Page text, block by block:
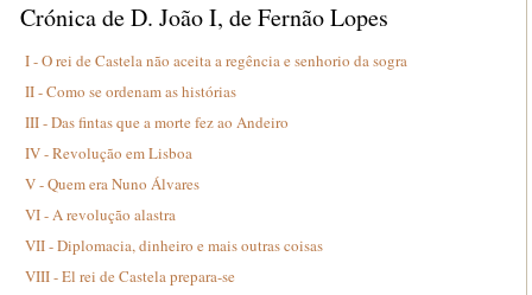
Crónica de D. João I, de Fernão Lopes
I - O rei de Castela não aceita a regência e senhorio da sogra
II - Como se ordenam as histórias
III - Das fintas que a morte fez ao Andeiro
IV - Revolução em Lisboa
V - Quem era Nuno Álvares
VI - A revolução alastra
VII - Diplomacia, dinheiro e mais outras coisas
VIII - El rei de Castela prepara-se